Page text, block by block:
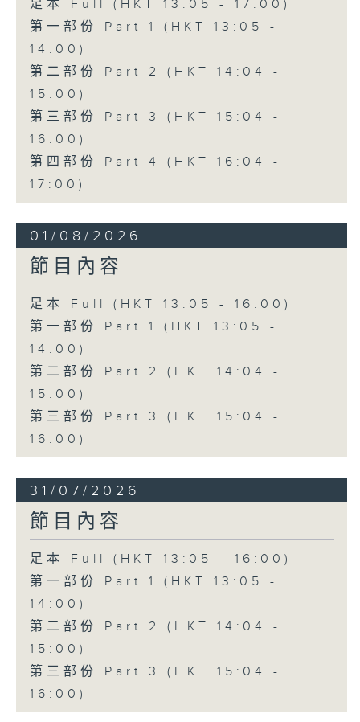
足本 Full (HKT 13:05 - 17:00)
第一部份 Part 1 (HKT 13:05 -
14:00)
第二部份 Part 2 (HKT 14:04 -
15:00)
第三部份 Part 3 (HKT 15:04 -
16:00)
第四部份 Part 4 (HKT 16:04 -
17:00)
01/08/2026
節目內容
足本 Full (HKT 13:05 - 16:00)
第一部份 Part 1 (HKT 13:05 -
14:00)
第二部份 Part 2 (HKT 14:04 -
15:00)
第三部份 Part 3 (HKT 15:04 -
16:00)
31/07/2026
節目內容
足本 Full (HKT 13:05 - 16:00)
第一部份 Part 1 (HKT 13:05 -
14:00)
第二部份 Part 2 (HKT 14:04 -
15:00)
第三部份 Part 3 (HKT 15:04 -
16:00)